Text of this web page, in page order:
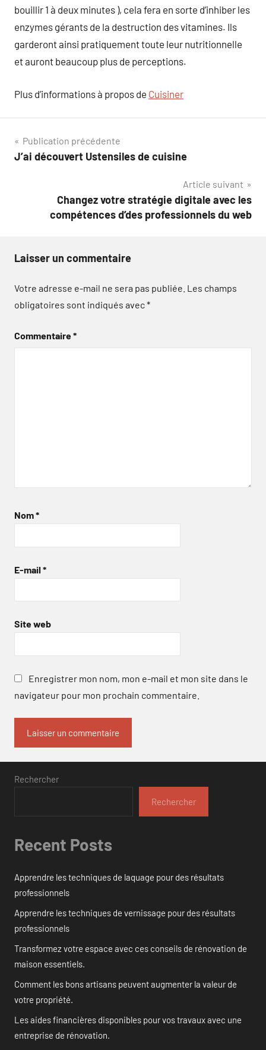
bouillir 1 à deux minutes ), cela fera en sorte d’inhiber les
enzymes gérants de la destruction des vitamines. Ils
garderont ainsi pratiquement toute leur nutritionnelle
et auront beaucoup plus de perceptions.
Plus d’informations à propos de Cuisiner
Navigation
de
Publication précédente
J’ai découvert Ustensiles de cuisine
Article suivant
Changez votre stratégie digitale avec les
compétences d’des professionnels du web
Laisser un commentaire
Votre adresse e-mail ne sera pas publiée. Les champs
obligatoires sont indiqués avec*
Commentaire*
Nom*
E-mail *
Site web
Enregistrer mon nom, mon e-mail et mon site dans le
navigateur pour mon prochain commentaire.
Rechercher
Rechercher
Recent Posts
Apprendre les techniques de laquage pour des résultats
professionnels
Apprendre les techniques de vernissage pour des résultats
professionnels
Transformez votre espace avec ces conseils de rénovation de
maison essentiels.
Comment les bons artisans peuvent augmenter la valeur de
votre propriété.
Les aides financières disponibles pour vos travaux avec une
entreprise de rénovation.